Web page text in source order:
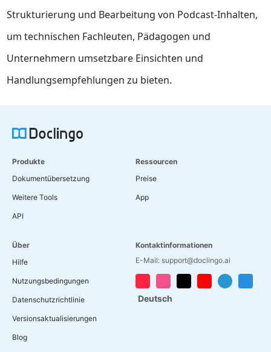
Strukturierung und Bearbeitung von Podcast-Inhalten,
um technischen Fachleuten, Pädagogen und
Unternehmern umsetzbare Einsichten und
Handlungsempfehlungen zu bieten.
Produkte
Dokumentübersetzung
Weitere Tools
API
Ressourcen
Preise
App
Über
Hilfe
Nutzungsbedingungen
Datenschutzrichtlinie
Versionsaktualisierungen
Blog
Kontaktinformationen
E-Mail: support@doclingo.ai
Deutsch